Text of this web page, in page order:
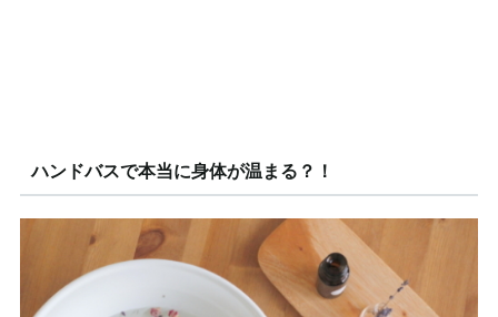
ハンドバスで本当に身体が温まる？！